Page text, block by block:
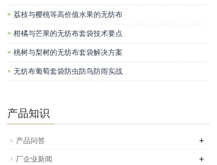
荔枝与樱桃等高价值水果的无纺布
柑橘与芒果的无纺布套袋技术要点
桃树与梨树的无纺布套袋解决方案
无纺布葡萄套袋防虫防鸟防雨实战
产品知识
产品问答 +
厂企业新闻 +